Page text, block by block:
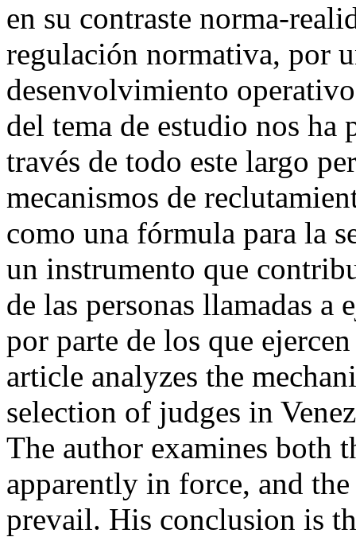
en su contraste norma-
regulación normativa, por
desenvolvimiento
del tema de estudio nos ha
través de todo este largo
mecanismos de
como una fórmula para la
un instrumento que
de las personas llamadas
por parte de los que
article analyzes the
selection of judges in
The author examines both
apparently in force, and
prevail. His conclusion is